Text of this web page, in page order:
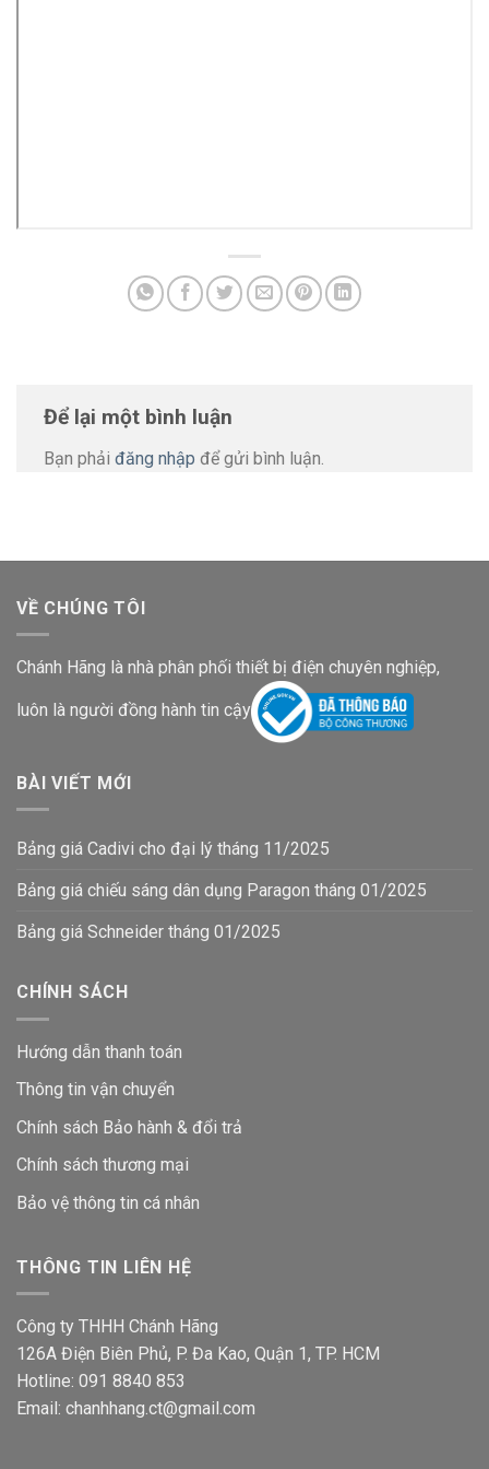
Để lại một bình luận
Bạn phải đăng nhập để gửi bình luận.
VỀ CHÚNG TÔI
Chánh Hãng là nhà phân phối thiết bị điện chuyên nghiệp,
luôn là người đồng hành tin cậy
BÀI VIẾT MỚI
Bảng giá Cadivi cho đại lý tháng 11/2025
Bảng giá chiếu sáng dân dụng Paragon tháng 01/2025
Bảng giá Schneider tháng 01/2025
CHÍNH SÁCH
Hướng dẫn thanh toán
Thông tin vận chuyển
Chính sách Bảo hành & đổi trả
Chính sách thương mại
Bảo vệ thông tin cá nhân
THÔNG TIN LIÊN HỆ
Công ty THHH Chánh Hãng
126A Điện Biên Phủ, P. Đa Kao, Quận 1, TP. HCM
Hotline: 091 8840 853
Email: chanhhang.ct@gmail.com